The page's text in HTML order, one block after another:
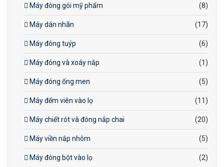
Máy đóng gói mỹ phẩm (8)
Máy dán nhãn (17)
Máy đóng tuýp (6)
Máy đóng và xoáy nắp (1)
Máy đóng ống men (5)
Máy đếm viên vào lọ (11)
Máy chiết rót và đóng nắp chai (20)
Máy viền nắp nhôm (5)
Máy đóng bột vào lọ (2)